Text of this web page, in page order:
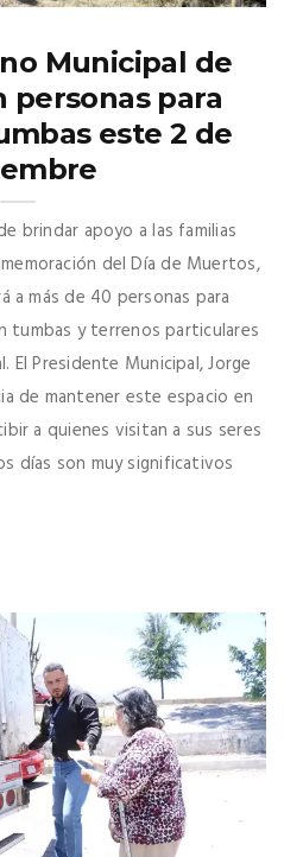
Municipal de
personas para
este 2 de
brindar apoyo a las familias
del Día de Muertos,
a más de 40 personas para
tumbas y terrenos particulares
Presidente Municipal, Jorge
de mantener este espacio en
a quienes visitan a sus seres
días son muy significativos